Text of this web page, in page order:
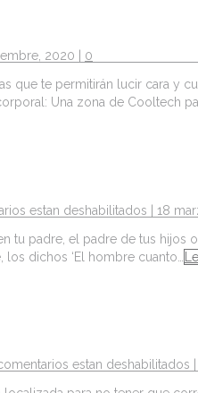
2020 | 0
te permitirán lucir cara y
Una zona de Cooltech
estan deshabilitados | 18
tu padre, el padre de tus
dichos ‘El hombre cuanto…
estan deshabilitados